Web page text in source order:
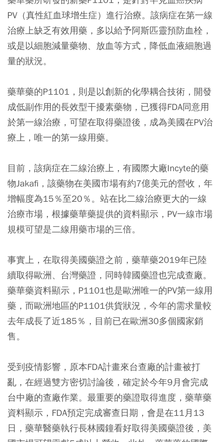
PV（真性紅血球增生症）進行治療。該病症在第一線
治療上缺乏有效用藥，多以給予阿斯匹靈預防血栓，
或是以細胞減量藥物、放血等方式，降低血液細胞過
量的狀況。
藥華藥的P1101，則是以創新的化學耦合技術，開發
成低副作用的長效型干擾素藥物，已獲得FDA同意用
於第一線治療，可望在取得藥證後，成為美國在PV治
療上，唯一的第一線用藥。
目前，該病症在二線治療上，有國際大廠Incyte的藥
物Jakafi，該藥物在美國市場有約7億美元的營收，年
增幅度為15％至20％。站在比二線治療更大的一線
治療市場，根據藥華藥提供的資料顯示，PV一線市場
規模可望是二線用藥市場的三倍。
事實上，在取得美國藥證之前，藥華藥2019年已陸
續取得歐洲、台灣藥證，同時韓國藥證也完成查廠。
藥華藥資料顯示，P1101也是歐洲唯一的PV第一線用
藥，而歐洲地區的P1101供貨狀況，今年的需求量較
去年成長了近185％，目前已在歐洲30多個國家銷
售。
受到疫情影響，原本FDA計畫來台查廠的計畫被打
亂，在經過雙方密切討論後，確定於今年9月會完成
台中廠的查廠作業。最重要的藥證取得進度，藥華藥
資料顯示，FDA預定完成審查日期，會是在11月13
日，藥華醫藥執行長林國鐘看好取得美國藥證後，美